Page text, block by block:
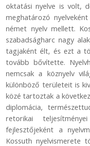
oktatási nyelve is volt,
meghatározó
német nyelv mellett.
szabadságharc nagy
tagjaként élt, és ezt a
tovább bővítette.
nemcsak a köznyelv
különböző területeit is
közé tartoztak a
diplomácia,
retorikai
fejlesztőjeként a
Kossuth nyelvismerete